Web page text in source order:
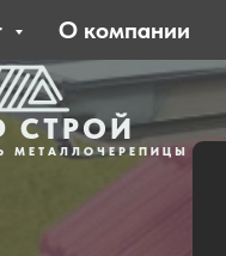
О компании
СТРОЙ
МЕТАЛЛОЧЕРЕПИЦЫ